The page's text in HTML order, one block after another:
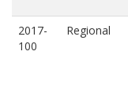
2017-
100
Regional